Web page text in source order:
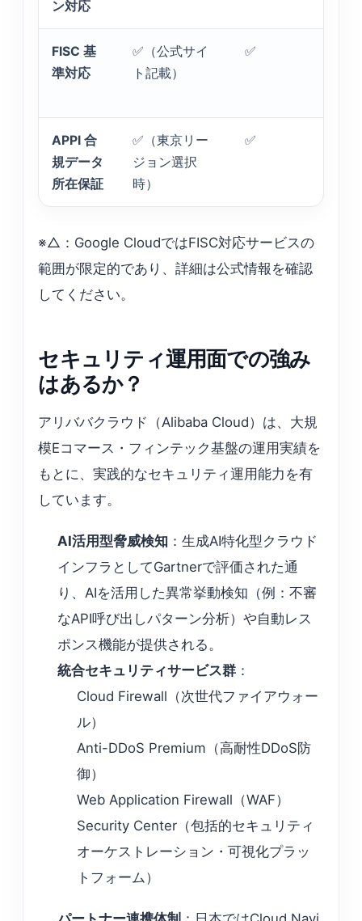
ン対応
FISC 基
準対応
✅（公式サイ
ト記載）
✅
APPI 合
規データ
所在保証
✅（東京リー
ジョン選択
時）
✅
※△：Google CloudではFISC対応サービスの
範囲が限定的であり、詳細は公式情報を確認
してください。
セキュリティ運用面での強み
はあるか？
アリババクラウド（Alibaba Cloud）は、大規
模Eコマース・フィンテック基盤の運用実績を
もとに、実践的なセキュリティ運用能力を有
しています。
AI活用型脅威検知 ：生成AI特化型クラウド
インフラとしてGartnerで評価された通
り、AIを活用した異常挙動検知（例：不審
なAPI呼び出しパターン分析）や自動レス
ポンス機能が提供される。
統合セキュリティサービス群 ：
Cloud Firewall（次世代ファイアウォー
ル）
Anti-DDoS Premium（高耐性DDoS防
御）
Web Application Firewall（WAF）
Security Center（包括的セキュリティ
オーケストレーション・可視化プラッ
トフォーム）